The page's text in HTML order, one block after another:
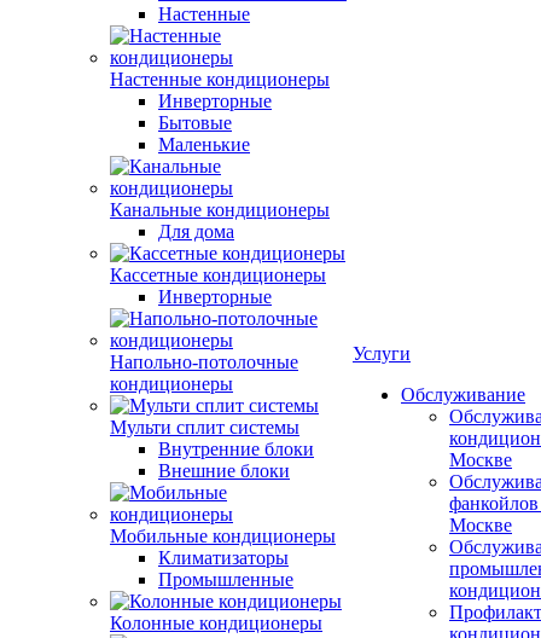
Настенные
Настенные кондиционеры
Инверторные
Бытовые
Маленькие
Канальные кондиционеры
Для дома
Кассетные кондиционеры
Инверторные
Напольно-потолочные
кондиционеры
Мульти сплит системы
Внутренние блоки
Внешние блоки
Мобильные кондиционеры
Климатизаторы
Промышленные
Колонные кондиционеры
Услуги
Обслуживание
Москве
Москве